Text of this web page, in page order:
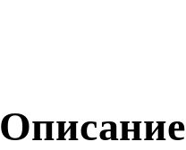
Описание